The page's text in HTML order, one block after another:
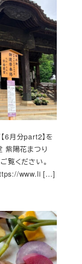
6月分part2】を
紫陽花まつり
覧ください。
www.li […]